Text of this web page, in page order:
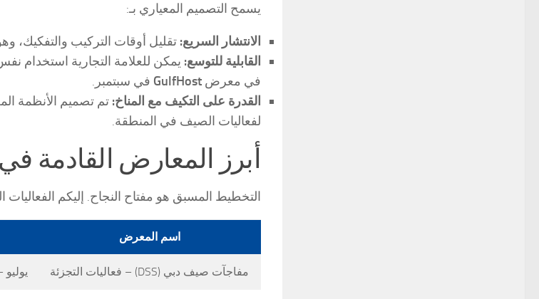
يسمح التصميم المعياري بـ:
الانتشار السريع: تقليل أوقات التركيب والتفكيك،
القابلية للتوسع: يمكن للعلامة التجارية استخدام
في معرض GulfHost في سبتمبر.
القدرة على التكيف مع المناخ: تم تصميم الأنظمة
لفعاليات الصيف في المنطقة.
أبرز المعارض القادمة في
التخطيط المسبق هو مفتاح النجاح. إليكم الفعاليات
اسم المعرض
مفاجآت صيف دبي (DSS) – فعاليات التجزئة يوليو